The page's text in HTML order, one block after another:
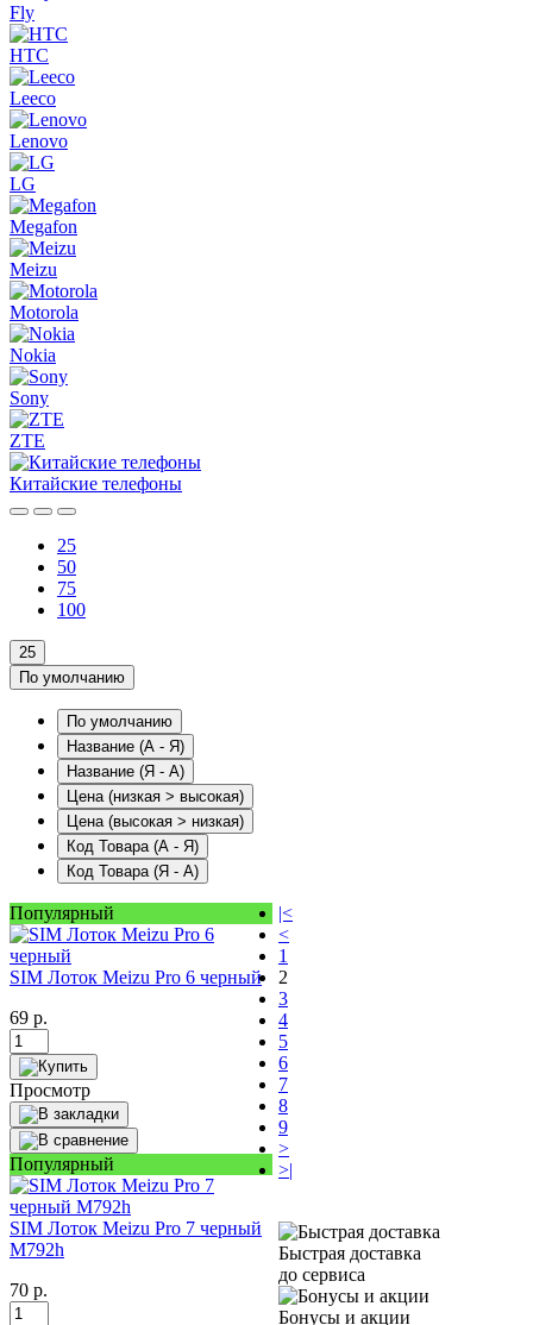
Fly
HTC
Leeco
Lenovo
LG
Megafon
Meizu
Motorola
Nokia
Sony
ZTE
Китайские телефоны
25
50
75
100
25
По умолчанию
По умолчанию
Название (А - Я)
Название (Я - А)
Цена (низкая > высокая)
Цена (высокая > низкая)
Код Товара (А - Я)
Код Товара (Я - А)
Популярный
SIM Лоток Meizu Pro 6 черный
69 р.
Просмотр
Популярный
SIM Лоток Meizu Pro 7 черный
M792h
70 р.
|<
<
1
2
3
4
5
6
7
8
9
>
>|
Быстрая доставка
до сервиса
Бонусы и акции